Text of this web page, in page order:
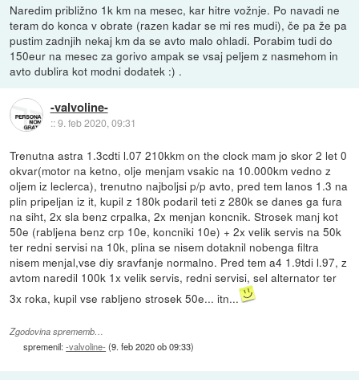
Naredim približno 1k km na mesec, kar hitre vožnje. Po navadi ne
teram do konca v obrate (razen kadar se mi res mudi), če pa že pa
pustim zadnjih nekaj km da se avto malo ohladi. Porabim tudi do
150eur na mesec za gorivo ampak se vsaj peljem z nasmehom in
avto dublira kot modni dodatek :) .
-valvoline-
::9. feb 2020, 09:31
Trenutna astra 1.3cdti l.07 210kkm on the clock mam jo skor 2 let 0
okvar(motor na ketno, olje menjam vsakic na 10.000km vedno z
oljem iz leclerca), trenutno najboljsi p/p avto, pred tem lanos 1.3 na
plin pripeljan iz it, kupil z 180k podaril teti z 280k se danes ga fura
na siht, 2x sla benz crpalka, 2x menjan koncnik. Strosek manj kot
50e (rabljena benz crp 10e, koncniki 10e) + 2x velik servis na 50k
ter redni servisi na 10k, plina se nisem dotaknil nobenga filtra
nisem menjal,vse diy sravfanje normalno. Pred tem a4 1.9tdi l.97, z
avtom naredil 100k 1x velik servis, redni servisi, sel alternator ter
3x roka, kupil vse rabljeno strosek 50e... itn...
Zgodovina sprememb…
spremenil:-valvoline- (9. feb 2020 ob 09:33)